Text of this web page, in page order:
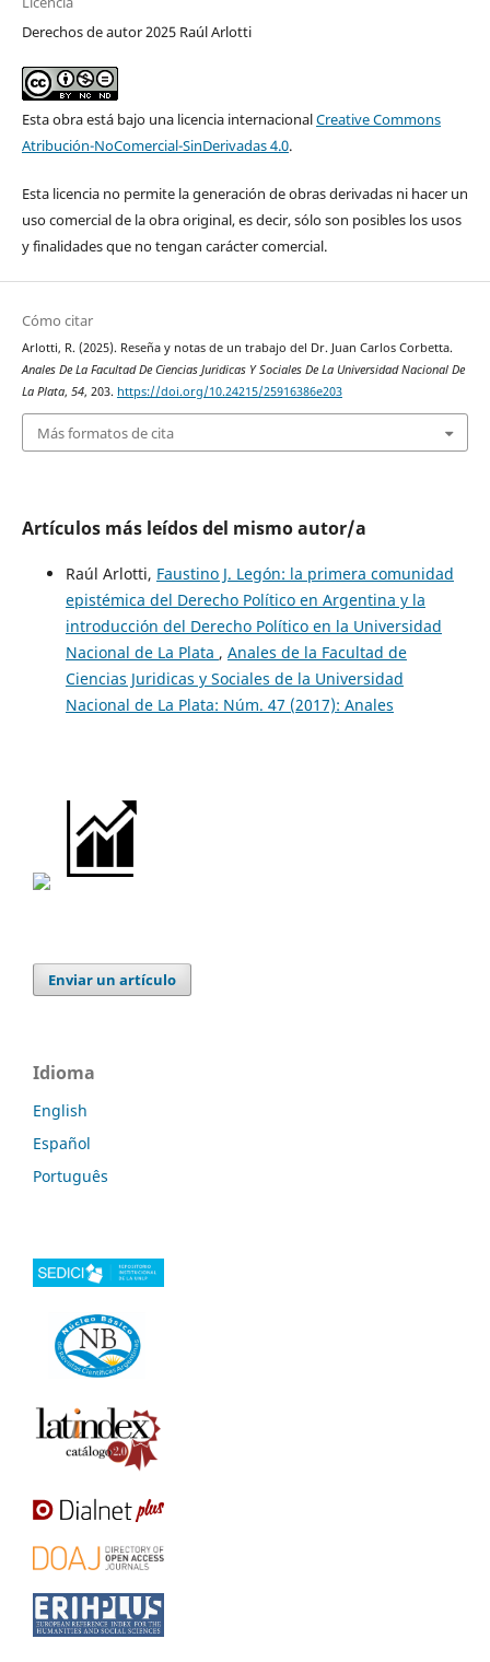
Derechos de autor 2025 Raúl Arlotti
Esta obra está bajo una licencia internacionalCreative Commons
Atribución-NoComercial-SinDerivadas 4.0.
Esta licencia no permite la generación de obras derivadas ni hacer un
uso comercial de la obra original, es decir, sólo son posibles los usos
y finalidades que no tengan carácter comercial.
Cómo citar
Arlotti, R. (2025). Reseña y notas de un trabajo del Dr. Juan Carlos Corbetta.
Anales De La Facultad De Ciencias Juridicas Y Sociales De La Universidad Nacional De
La Plata, 54, 203. https://doi.org/10.24215/25916386e203
Más formatos de cita
Artículos más leídos del mismo autor/a
Raúl Arlotti, Faustino J. Legón: la primera comunidad
epistémica del Derecho Político en Argentina y la
introducción del Derecho Político en la Universidad
Nacional de La Plata , Anales de la Facultad de
Ciencias Juridicas y Sociales de la Universidad
Nacional de La Plata: Núm. 47 (2017): Anales
Enviar un artículo
Idioma
English
Español
Português